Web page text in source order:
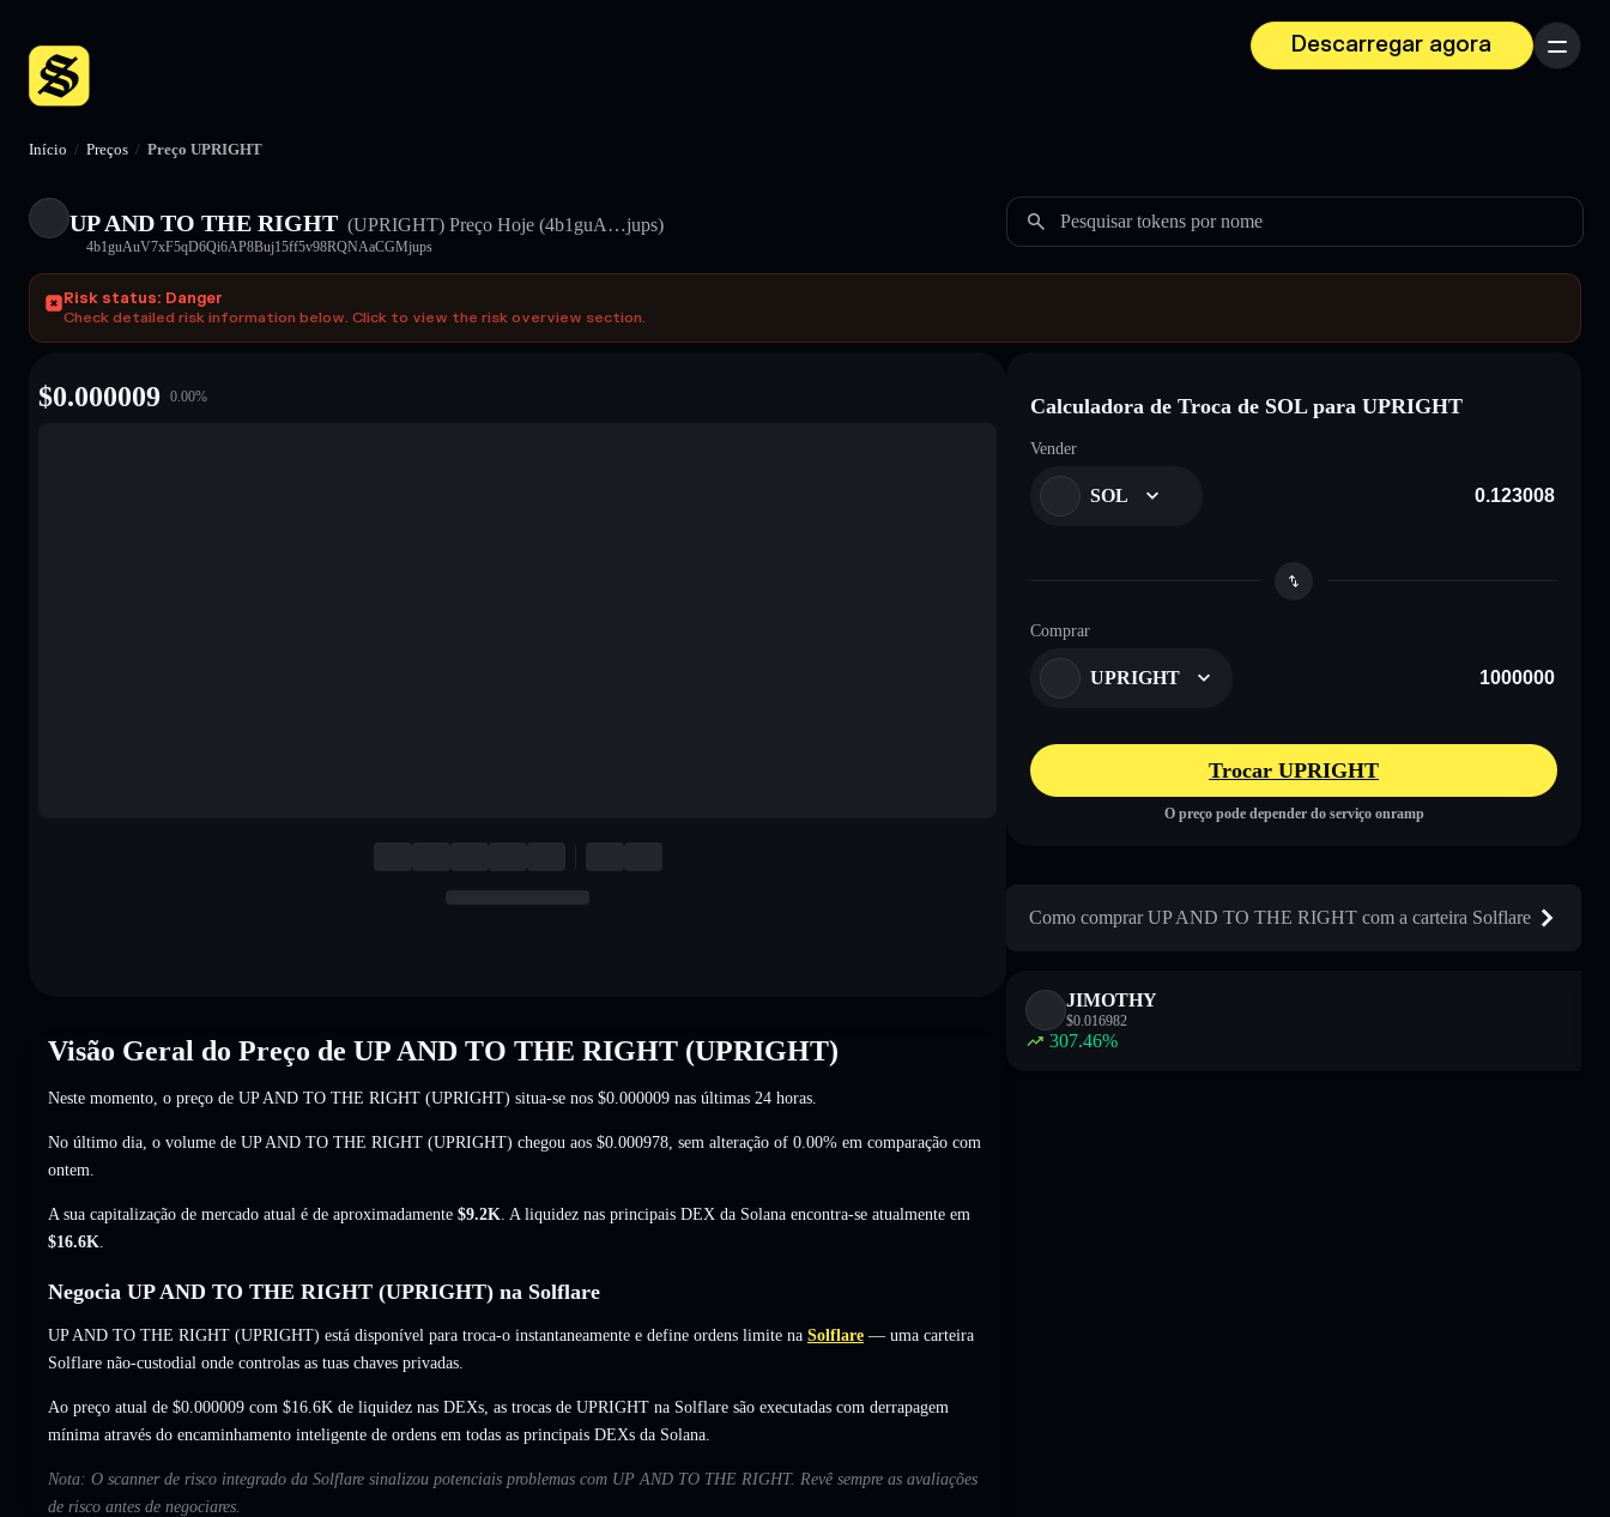
Descarregar agora
Menu
Início / Preços / Preço UPRIGHT
UP AND TO THE RIGHT (UPRIGHT) Preço Hoje (4b1guA…jups)
4b1guAuV7xF5qD6Qi6AP8Buj15ff5v98RQNAaCGMjups
Pesquisar tokens por nome
Risk status: Danger
Check detailed risk information below. Click to view the risk overview section.
$0.000009 0.00%
Visão Geral do Preço de UP AND TO THE RIGHT (UPRIGHT)
Neste momento, o preço de UP AND TO THE RIGHT (UPRIGHT) situa-se nos $0.000009 nas últimas 24 horas.
No último dia, o volume de UP AND TO THE RIGHT (UPRIGHT) chegou aos $0.000978 sem alteração of 0.00% em comparação com
ontem.
A sua capitalização de mercado atual é de aproximadamente $9.2K . A liquidez nas principais DEX da Solana encontra-se atualmente em
$16.6K
Negocia UP AND TO THE RIGHT (UPRIGHT) na Solflare
UP AND TO THE RIGHT (UPRIGHT) está disponível para troca-o instantaneamente e define ordens limite na Solflare — uma carteira
Solflare não-custodial onde controlas as tuas chaves privadas.
Ao preço atual de $0.000009 com $16.6K de liquidez nas DEXs, as trocas de UPRIGHT na Solflare são executadas com derrapagem
mínima através do encaminhamento inteligente de ordens em todas as principais DEXs da Solana.
Nota: O scanner de risco integrado da Solflare sinalizou potenciais problemas com UP AND TO THE RIGHT. Revê sempre as avaliações
de risco antes de negociares.
Calculadora de Troca de SOL para UPRIGHT
Vender
SOL
Comprar
UPRIGHT
Trocar UPRIGHT
O preço pode depender do serviço onramp
Como comprar UP AND TO THE RIGHT com a carteira Solflare
JIMOTHY
$0.016982
307.46%